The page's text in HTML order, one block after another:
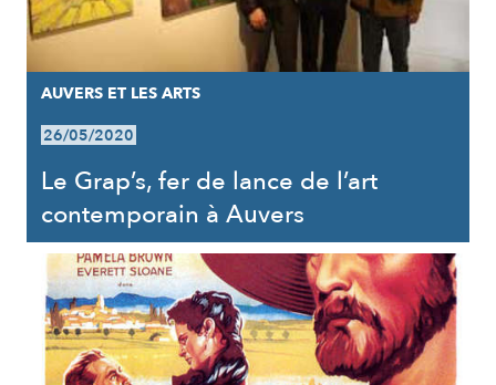
AUVERS ET LES ARTS
26/05/2020
Le Grap’s, fer de lance de l’art
contemporain à Auvers